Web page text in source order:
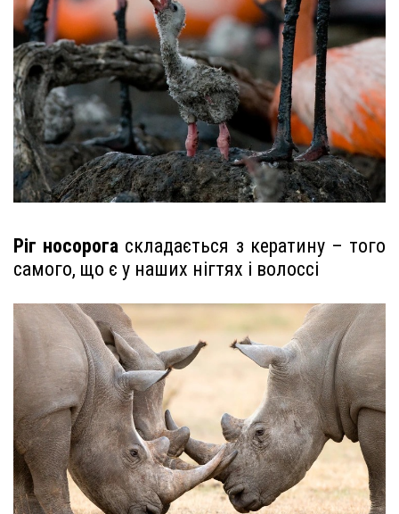
Ріг носорога складається з кератину – того
самого, що є у наших нігтях і волоссі